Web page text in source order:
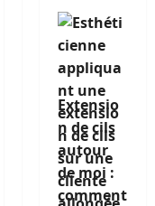
Extensio
n de cils
autour
de moi :
comment